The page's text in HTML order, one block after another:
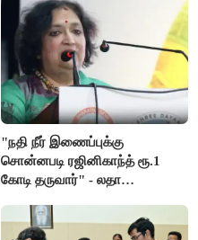
"நதி நீர் இணைப்புக்கு
சொன்னபடி ரஜினிகாந்த் ரூ.1
கோடி தருவார்" - லதா